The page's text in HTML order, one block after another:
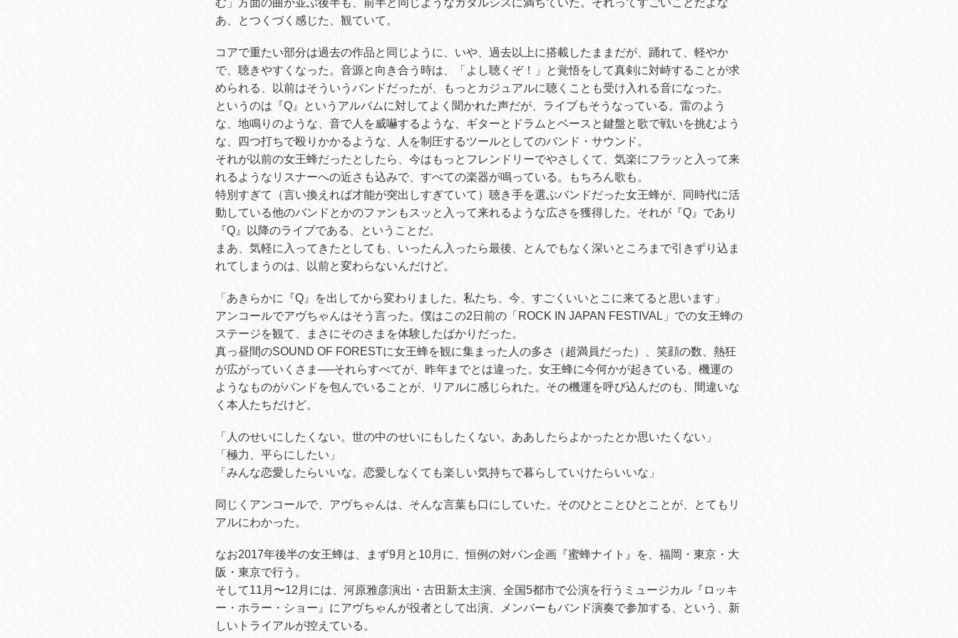
む」方面の曲が並ぶ後半も、前半と同じようなカタルシスに満ちていた。それってすごいことだよな
あ、とつくづく感じた、観ていて。
コアで重たい部分は過去の作品と同じように、いや、過去以上に搭載したままだが、踊れて、軽やか
で、聴きやすくなった。音源と向き合う時は、「よし聴くぞ！」と覚悟をして真剣に対峙することが求
められる、以前はそういうバンドだったが、もっとカジュアルに聴くことも受け入れる音になった。
というのは『Q』というアルバムに対してよく聞かれた声だが、ライブもそうなっている。雷のよう
な、地鳴りのような、音で人を威嚇するような、ギターとドラムとベースと鍵盤と歌で戦いを挑むよう
な、四つ打ちで殴りかかるような、人を制圧するツールとしてのバンド・サウンド。
それが以前の女王蜂だったとしたら、今はもっとフレンドリーでやさしくて、気楽にフラッと入って来
れるようなリスナーへの近さも込みで、すべての楽器が鳴っている。もちろん歌も。
特別すぎて（言い換えれば才能が突出しすぎていて）聴き手を選ぶバンドだった女王蜂が、同時代に活
動している他のバンドとかのファンもスッと入って来れるような広さを獲得した。それが『Q』であり
『Q』以降のライブである、ということだ。
まあ、気軽に入ってきたとしても、いったん入ったら最後、とんでもなく深いところまで引きずり込ま
れてしまうのは、以前と変わらないんだけど。
「あきらかに『Q』を出してから変わりました。私たち、今、すごくいいとこに来てると思います」
アンコールでアヴちゃんはそう言った。僕はこの2日前の「ROCK IN JAPAN FESTIVAL」での女王蜂の
ステージを観て、まさにそのさまを体験したばかりだった。
真っ昼間のSOUND OF FORESTに女王蜂を観に集まった人の多さ（超満員だった）、笑顔の数、熱狂
が広がっていくさま──それらすべてが、昨年までとは違った。女王蜂に今何かが起きている、機運の
ようなものがバンドを包んでいることが、リアルに感じられた。その機運を呼び込んだのも、間違いな
く本人たちだけど。
「人のせいにしたくない。世の中のせいにもしたくない。ああしたらよかったとか思いたくない」
「極力、平らにしたい」
「みんな恋愛したらいいな。恋愛しなくても楽しい気持ちで暮らしていけたらいいな」
同じくアンコールで、アヴちゃんは、そんな言葉も口にしていた。そのひとことひとことが、とてもリ
アルにわかった。
なお2017年後半の女王蜂は、まず9月と10月に、恒例の対バン企画『蜜蜂ナイト』を、福岡・東京・大
阪・東京で行う。
そして11月〜12月には、河原雅彦演出・古田新太主演、全国5都市で公演を行うミュージカル『ロッキ
ー・ホラー・ショー』にアヴちゃんが役者として出演、メンバーもバンド演奏で参加する、という、新
しいトライアルが控えている。